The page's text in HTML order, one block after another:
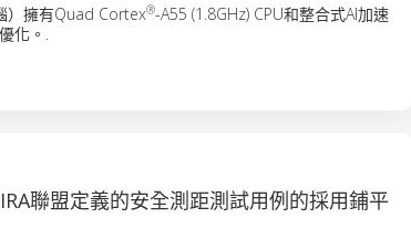
）擁有Quad Cortex®-A55 (1.8GHz) CPU和整合式AI加速
化。.
聯盟定義的安全測距測試用例的採用鋪平